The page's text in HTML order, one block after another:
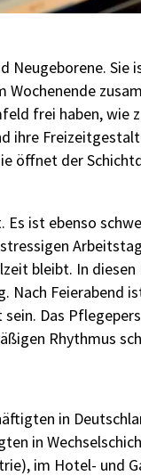
Sie
frei haben, wie
ihre
öffnet der
ist ebenso
bleibt. In
Nach Feierabend
Das
Rhythmus
in
in
im Hotel- und